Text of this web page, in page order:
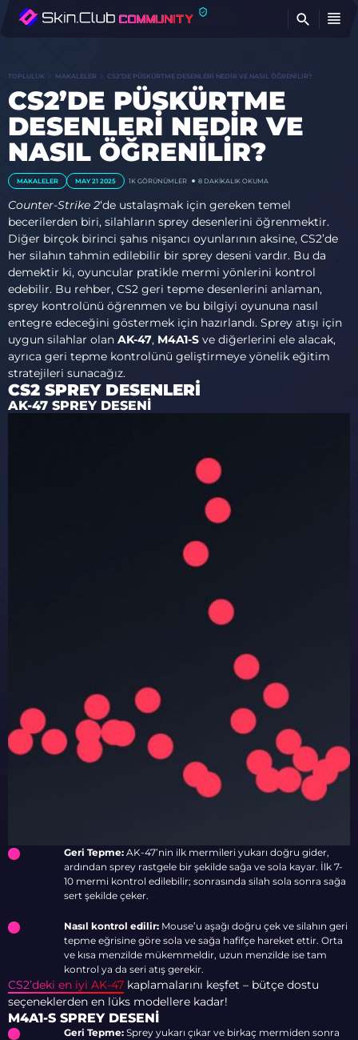
TOPLULUK MAKALELER CS2’DE PÜSKÜRTME DESENLERI NEDIR VE NASIL ÖĞRENILIR?
CS2’DE PÜSKÜRTME
DESENLERI NEDIR VE
NASIL ÖĞRENILIR?
MAKALELER MAY 21 2025 1K GÖRÜNÜMLER 8 DAKIKALIK OKUMA
Counter-Strike 2‘de ustalaşmak için gereken temel
becerilerden biri, silahların sprey desenlerini öğrenmektir.
Diğer birçok birinci şahıs nişancı oyunlarının aksine, CS2’de
her silahın tahmin edilebilir bir sprey deseni vardır. Bu da
demektir ki, oyuncular pratikle mermi yönlerini kontrol
edebilir. Bu rehber, CS2 geri tepme desenlerini anlaman,
sprey kontrolünü öğrenmen ve bu bilgiyi oyununa nasıl
entegre edeceğini göstermek için hazırlandı. Sprey atışı için
uygun silahlar olan AK-47, M4A1-S ve diğerlerini ele alacak,
ayrıca geri tepme kontrolünü geliştirmeye yönelik eğitim
stratejileri sunacağız.
CS2 SPREY DESENLERI
AK-47 SPREY DESENI
Geri Tepme: AK-47’nin ilk mermileri yukarı doğru gider,
ardından sprey rastgele bir şekilde sağa ve sola kayar. İlk 7-
10 mermi kontrol edilebilir; sonrasında silah sola sonra sağa
sert şekilde çeker.
Nasıl kontrol edilir: Mouse’u aşağı doğru çek ve silahın geri
tepme eğrisine göre sola ve sağa hafifçe hareket ettir. Orta
ve kısa menzilde mükemmeldir, uzun menzilde ise tam
kontrol ya da seri atış gerekir.
CS2’deki en iyi AK-47 kaplamalarını keşfet – bütçe dostu
seçeneklerden en lüks modellere kadar!
M4A1-S SPREY DESENI
Geri Tepme: Sprey yukarı çıkar ve birkaç mermiden sonra